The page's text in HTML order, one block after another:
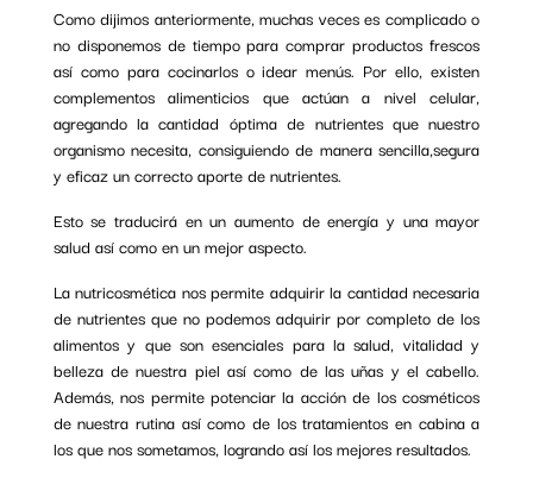
Como dijimos anteriormente, muchas veces es complicado o
no disponemos de tiempo para comprar productos frescos
así como para cocinarlos o idear menús. Por ello, existen
complementos alimenticios que actúan a nivel celular,
agregando la cantidad óptima de nutrientes que nuestro
organismo necesita, consiguiendo de manera sencilla,segura
y eficaz un correcto aporte de nutrientes.
Esto se traducirá en un aumento de energía y una mayor
salud así como en un mejor aspecto.
La nutricosmética nos permite adquirir la cantidad necesaria
de nutrientes que no podemos adquirir por completo de los
alimentos y que son esenciales para la salud, vitalidad y
belleza de nuestra piel así como de las uñas y el cabello.
Además, nos permite potenciar la acción de los cosméticos
de nuestra rutina así como de los tratamientos en cabina a
los que nos sometamos, logrando así los mejores resultados.